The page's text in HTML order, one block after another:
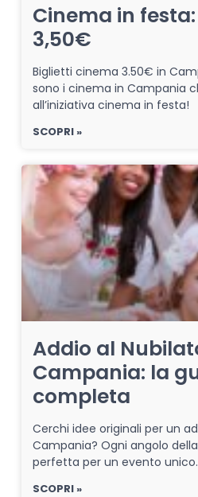
Cinema in
3,50€
Biglietti cinema 3.50€ in
sono i cinema in Campania
all’iniziativa cinema in festa!
SCOPRI »
Addio al
Campania: la
completa
Cerchi idee originali per un
Campania? Ogni angolo
perfetta per un evento unico.
SCOPRI »